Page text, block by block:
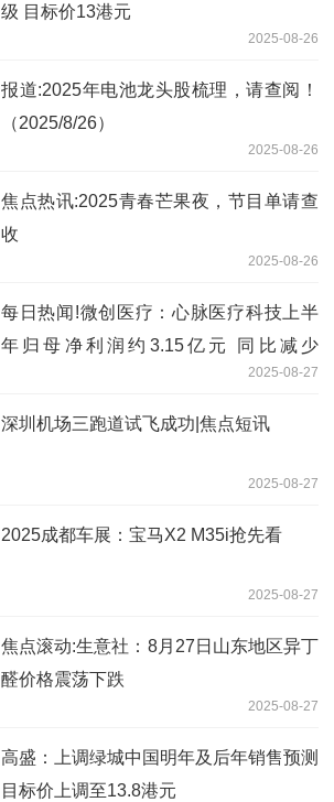
级 目标价13港元
2025-08-26
报道:2025年电池龙头股梳理，请查阅！
（2025/8/26）
2025-08-26
焦点热讯:2025青春芒果夜，节目单请查
收
2025-08-26
每日热闻!微创医疗：心脉医疗科技上半
年归母净利润约3.15亿元 同比减少
2025-08-27
深圳机场三跑道试飞成功|焦点短讯
2025-08-27
2025成都车展：宝马X2 M35i抢先看
2025-08-27
焦点滚动:生意社：8月27日山东地区异丁
醛价格震荡下跌
2025-08-27
高盛：上调绿城中国明年及后年销售预测
目标价上调至13.8港元